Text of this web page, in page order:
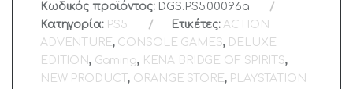
Κωδικός προϊόντος: DGS.PS5.00096a
Κατηγορία: PS5 Ετικέτες:ACTION
ADVENTURE, CONSOLE GAMES, DELUXE
EDITION, Gaming, KENA BRIDGE OF SPIRITS,
NEW PRODUCT, ORANGE STORE, PLAYSTATION